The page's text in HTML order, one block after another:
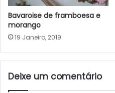
Bavaroise de framboesa e
morango
19 Janeiro, 2019
Deixe um comentário